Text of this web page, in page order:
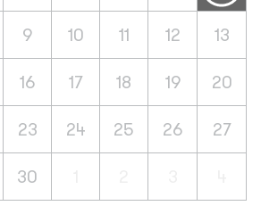
9 10 11 12 13
16 17 18 19 20
23 24 25 26 27
30